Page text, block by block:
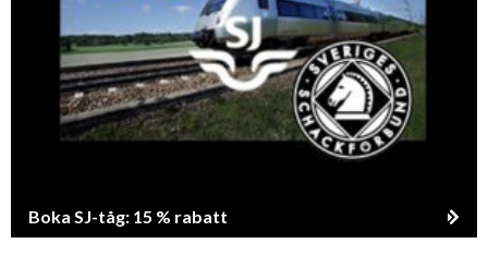
Boka SJ-tåg: 15 % rabatt